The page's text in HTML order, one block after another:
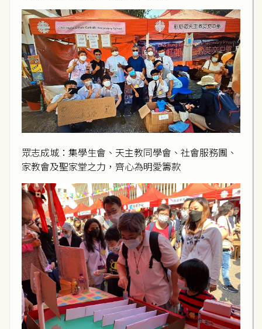
眾志成城：集學生會、天主教同學會、社會服務團、
家教會及聖家堂之力，齊心為明愛籌款